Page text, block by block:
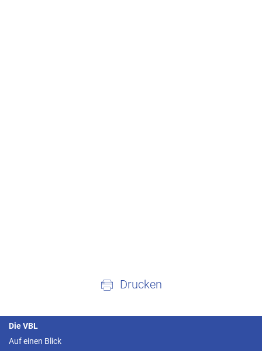
Drucken
Die VBL
Auf einen Blick